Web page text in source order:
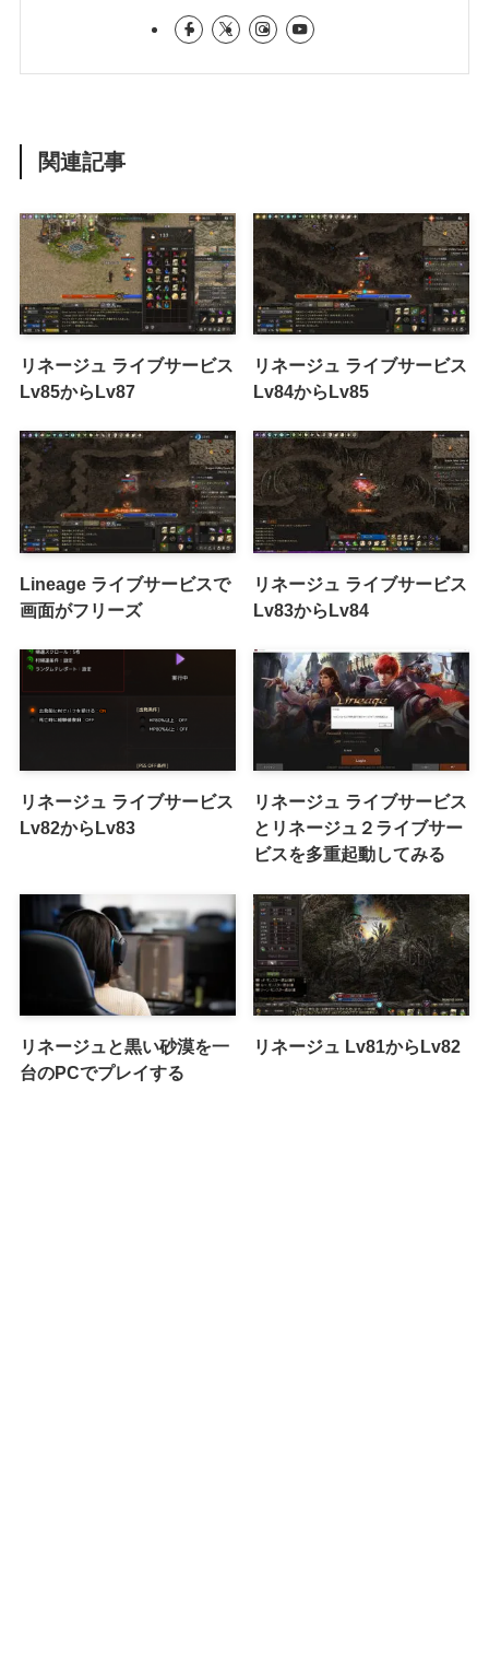
関連記事
リネージュ ライブサービス
Lv85からLv87
リネージュ ライブサービス
Lv84からLv85
Lineage ライブサービスで
画面がフリーズ
リネージュ ライブサービス
Lv83からLv84
リネージュ ライブサービス
Lv82からLv83
リネージュ ライブサービス
とリネージュ２ライブサー
ビスを多重起動してみる
リネージュと黒い砂漠を一
台のPCでプレイする
リネージュ Lv81からLv82